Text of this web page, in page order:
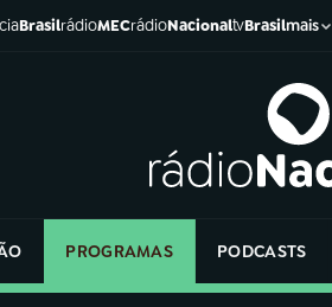
BrasilrádioMECrádioNacionaltvBrasilmais
PROGRAMAS PODCASTS